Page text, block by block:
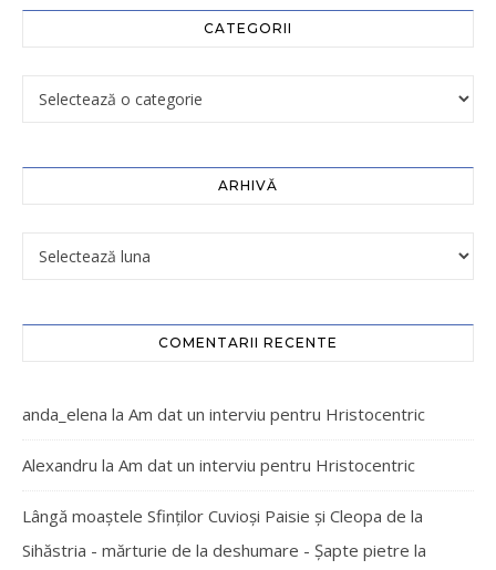
CATEGORII
ARHIVĂ
COMENTARII RECENTE
anda_elena la Am dat un interviu pentru Hristocentric
Alexandru la Am dat un interviu pentru Hristocentric
Lângă moaștele Sfinților Cuvioși Paisie și Cleopa de la
Sihăstria - mărturie de la deshumare - Şapte pietre la